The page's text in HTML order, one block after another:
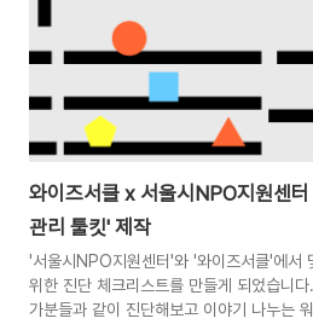
와이즈서클 x 서울시NPO지원센터
관리 툴킷' 제작
'서울시NPO지원센터'와 '와이즈서클'에서
위한 진단 체크리스트를 만들게 되었습니
가분들과 같이 진단해보고 이야기 나누는